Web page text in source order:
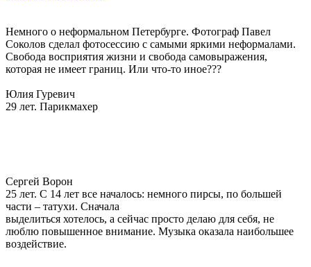
Немного о неформальном Петербурге. Фотограф Павел
Соколов сделал фотосессию с самыми яркими неформалами.
Свобода восприятия жизни и свобода самовыражения,
которая не имеет границ. Или что-то иное???
Юлия Гуревич
29 лет. Парикмахер
Сергей Ворон
25 лет. С 14 лет все началось: немного пирсы, по большей
части – татухи. Сначала
выделиться хотелось, а сейчас просто делаю для себя, не
люблю повышенное внимание. Музыка оказала наибольшее
воздействие.